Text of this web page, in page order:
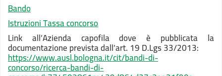
Bando
Istruzioni Tassa concorso
Link all’Azienda capofila dove è pubblicata la
documentazione prevista dall’art. 19 D.Lgs 33/2013:
https://www.ausl.bologna.it/cit/bandi-di-
concorso/ricerca-bandi-di-